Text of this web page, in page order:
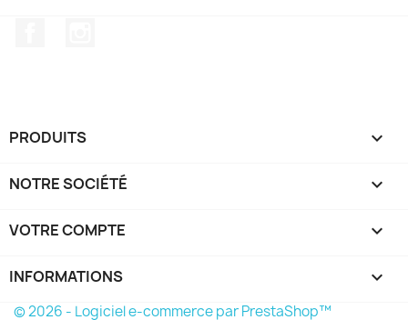
PRODUITS 
NOTRE SOCIÉTÉ 
VOTRE COMPTE 
INFORMATIONS keyboard_arrow_down
© 2026 - Logiciel e-commerce par PrestaShop™